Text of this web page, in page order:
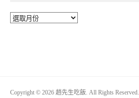
彙
Copyright © 2026 趙先生吃飯. All Rights Reserved.